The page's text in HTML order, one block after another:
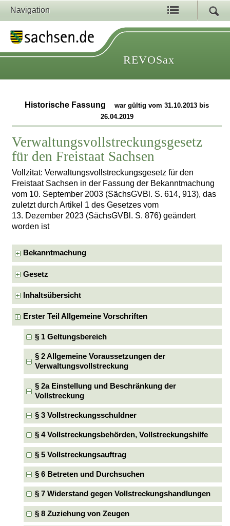
Navigation
REVOSax
Historische Fassung
war gültig vom 31.10.2013 bis
26.04.2019
Verwaltungsvollstreckungsgesetz
für den Freistaat Sachsen
Vollzitat: Verwaltungsvollstreckungsgesetz für den
Freistaat Sachsen in der Fassung der Bekanntmachung
vom 10. September 2003 (SächsGVBl. S. 614, 913), das
zuletzt durch Artikel 1 des Gesetzes vom
13. Dezember 2023 (SächsGVBl. S. 876) geändert
worden ist
Bekanntmachung
Gesetz
Inhaltsübersicht
Erster Teil Allgemeine Vorschriften
§ 1 Geltungsbereich
§ 2 Allgemeine Voraussetzungen der
Verwaltungsvollstreckung
§ 2a Einstellung und Beschränkung der
Vollstreckung
§ 3 Vollstreckungsschuldner
§ 4 Vollstreckungsbehörden, Vollstreckungshilfe
§ 5 Vollstreckungsauftrag
§ 6 Betreten und Durchsuchen
§ 7 Widerstand gegen Vollstreckungshandlungen
§ 8 Zuziehung von Zeugen